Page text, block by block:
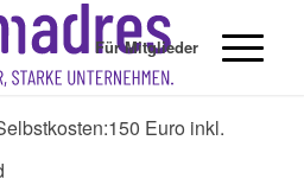
Für Mitglieder
Euro inkl.